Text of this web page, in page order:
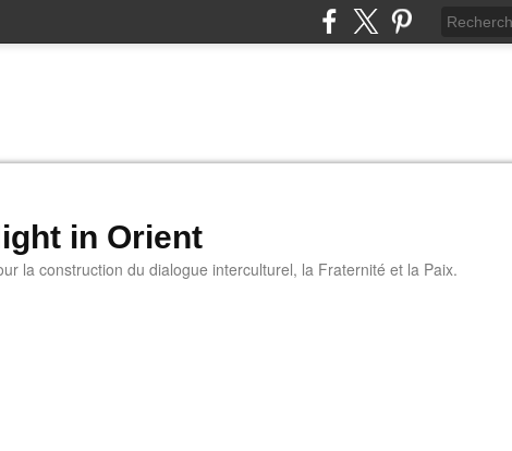
in Orient
la construction du dialogue interculturel, la Fraternité et la Paix.